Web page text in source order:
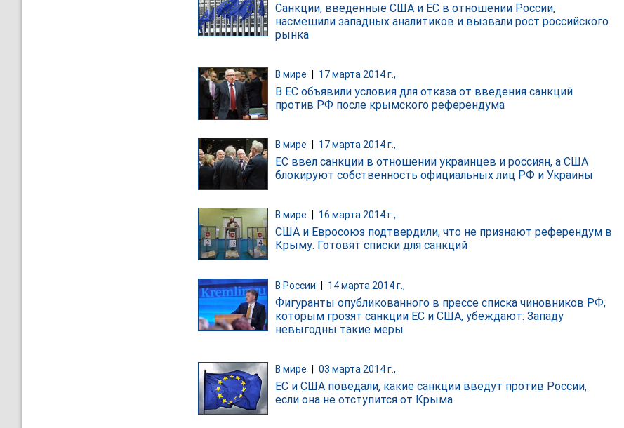
Санкции, введенные США и ЕС в отношении России,
насмешили западных аналитиков и вызвали рост российского
рынка
В мире 17 марта 2014 г.,
В ЕС объявили условия для отказа от введения санкций
против РФ после крымского референдума
В мире 17 марта 2014 г.,
ЕС ввел санкции в отношении украинцев и россиян, а США
блокируют собственность официальных лиц РФ и Украины
В мире 16 марта 2014 г.,
США и Евросоюз подтвердили, что не признают референдум в
Крыму. Готовят списки для санкций
В России 14 марта 2014 г.,
Фигуранты опубликованного в прессе списка чиновников РФ,
которым грозят санкции ЕС и США, убеждают: Западу
невыгодны такие меры
В мире 03 марта 2014 г.,
ЕС и США поведали, какие санкции введут против России,
если она не отступится от Крыма